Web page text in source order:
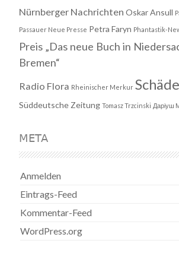
Nürnberger Nachrichten Oskar Ansull
Passauer Neue Presse Petra Faryn Phantastik-
Preis „Das neue Buch in
Bremen“
Radio Flora Rheinischer Merkur
Süddeutsche Zeitung Tomasz Trzcinski Даріуш
META
Anmelden
Eintrags-Feed
Kommentar-Feed
WordPress.org